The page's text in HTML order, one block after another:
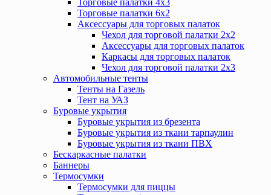
Торговые палатки 4х3
Торговые палатки 6х2
Аксессуары для торговых палаток
Чехол для торговой палатки 2х2
Аксессуары для торговых палаток
Каркасы для торговых палаток
Чехол для торговой палатки 2х3
Автомобильные тенты
Тенты на Газель
Тент на УАЗ
Буровые укрытия
Буровые укрытия из брезента
Буровые укрытия из ткани тарпаулин
Буровые укрытия из ткани ПВХ
Бескаркасные палатки
Баннеры
Термосумки
Термосумки для пиццы